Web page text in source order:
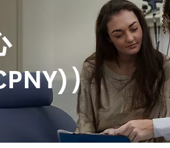
WellSpark
心健康计划
聘英才
为什么与我们合作？
参与、包容性和文化
参
身
纽约市员工
纽约州雇员
1199SEIU 首选至尊与首选尊享计
划 (1199SEIU Preferred Premier &
Preferred Plus)
健康
人交谈
有疾病的情况下生活
持家人和朋友
您的心理健康声明
关注
）